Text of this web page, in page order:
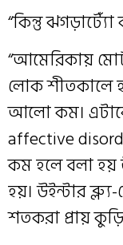
“কিন্তু
“আমেরিকায়
লোক শীতকালে
আলো কম।
affective
কম হলে বলা হয়
হয়। উইন্টার
শতকরা প্রায়